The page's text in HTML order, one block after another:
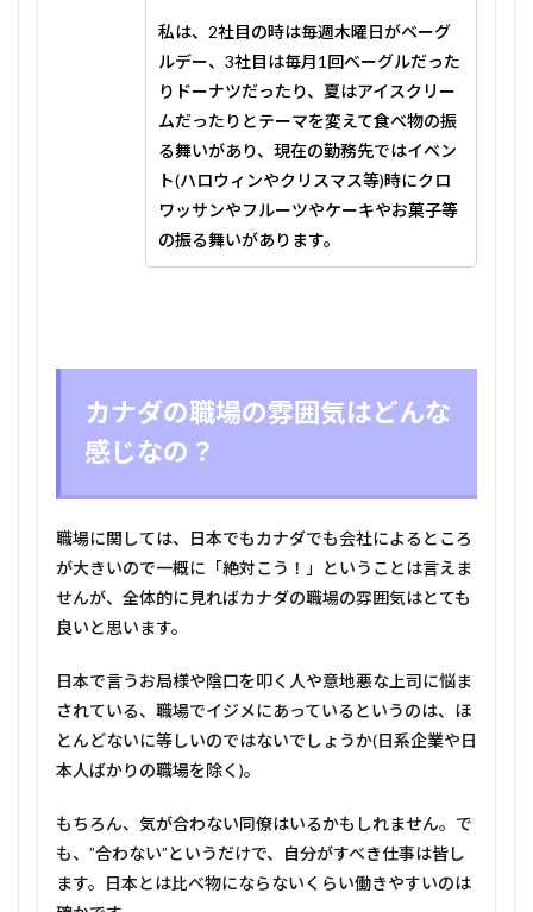
私は、2社目の時は毎週木曜日がベーグ
ルデー、3社目は毎月1回ベーグルだった
りドーナツだったり、夏はアイスクリー
ムだったりとテーマを変えて食べ物の振
る舞いがあり、現在の勤務先ではイベン
ト(ハロウィンやクリスマス等)時にクロ
ワッサンやフルーツやケーキやお菓子等
の振る舞いがあります。
カナダの職場の雰囲気はどんな
感じなの？
職場に関しては、日本でもカナダでも会社によるところ
が大きいので一概に「絶対こう！」ということは言えま
せんが、全体的に見ればカナダの職場の雰囲気はとても
良いと思います。
日本で言うお局様や陰口を叩く人や意地悪な上司に悩ま
されている、職場でイジメにあっているというのは、ほ
とんどないに等しいのではないでしょうか(日系企業や日
本人ばかりの職場を除く)。
もちろん、気が合わない同僚はいるかもしれません。で
も、”合わない”というだけで、自分がすべき仕事は皆し
ます。日本とは比べ物にならないくらい働きやすいのは